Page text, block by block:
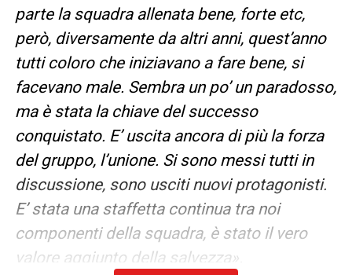
parte la squadra allenata bene, forte etc,
però, diversamente da altri anni, quest’anno
tutti coloro che iniziavano a fare bene, si
facevano male. Sembra un po’ un paradosso,
ma è stata la chiave del successo
conquistato. E’ uscita ancora di più la forza
del gruppo, l’unione. Si sono messi tutti in
discussione, sono usciti nuovi protagonisti.
E’ stata una staffetta continua tra noi
componenti della squadra, è stato il vero
valore aggiunto della salvezza».